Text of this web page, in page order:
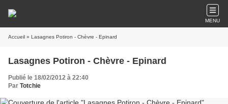
MENU
Accueil » Lasagnes Potiron - Chèvre - Epinard
Lasagnes Potiron - Chèvre - Epinard
Publié le 18/02/2012 à 22:40
Par Totchie